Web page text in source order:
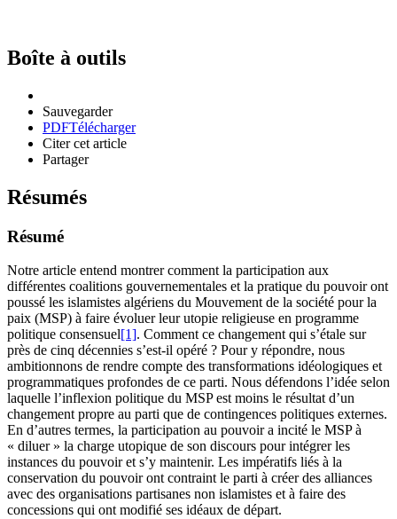
Boîte à outils
Sauvegarder
PDFTélécharger
Citer cet article
Partager
Résumés
Résumé
Notre article entend montrer comment la participation aux
différentes coalitions gouvernementales et la pratique du pouvoir ont
poussé les islamistes algériens du Mouvement de la société pour la
paix (MSP) à faire évoluer leur utopie religieuse en programme
politique consensuel[1]. Comment ce changement qui s’étale sur
près de cinq décennies s’est-il opéré ? Pour y répondre, nous
ambitionnons de rendre compte des transformations idéologiques et
programmatiques profondes de ce parti. Nous défendons l’idée selon
laquelle l’inflexion politique du MSP est moins le résultat d’un
changement propre au parti que de contingences politiques externes.
En d’autres termes, la participation au pouvoir a incité le MSP à
« diluer » la charge utopique de son discours pour intégrer les
instances du pouvoir et s’y maintenir. Les impératifs liés à la
conservation du pouvoir ont contraint le parti à créer des alliances
avec des organisations partisanes non islamistes et à faire des
concessions qui ont modifié ses idéaux de départ.